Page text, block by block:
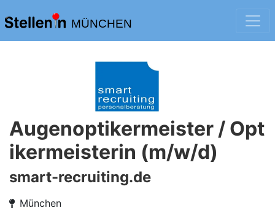
MÜNCHEN
Augenoptikermeister / Opt
ikermeisterin (m/w/d)
smart-recruiting.de
München